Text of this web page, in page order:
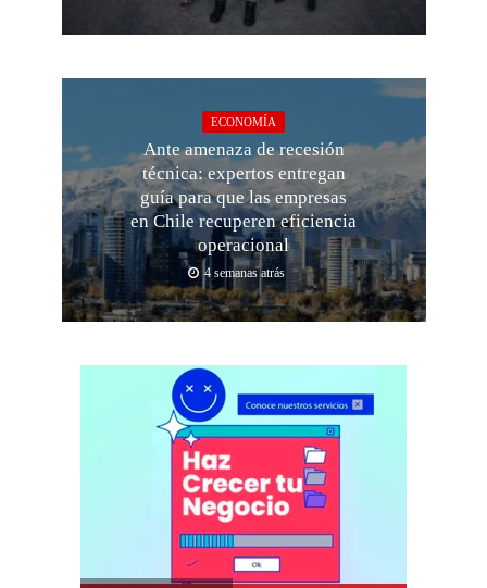
ECONOMÍA
Ante amenaza de recesión
técnica: expertos entregan
guía para que las empresas
en Chile recuperen eficiencia
operacional
4 semanas atrás